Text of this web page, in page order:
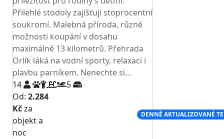
Přilehlé stodoly zajišťují stoprocentní
soukromí. Malebná příroda, různé
možnosti koupání v dosahu
maximálně 13 kilometrů. Přehrada
Orlík láká na vodní sporty, relaxaci i
plavbu parníkem. Nenechte si...
14
5
Od: 2.284
Kčza
objekt a
noc
DENNĚ AKTUALIZOVANÉ